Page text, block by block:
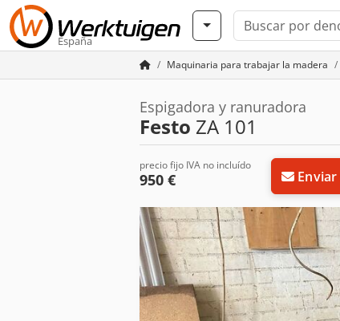
España
Maquinaria para trabajar la madera
Espigadora y ranuradora
Festo ZA 101
precio fijo IVA no incluído
950 €